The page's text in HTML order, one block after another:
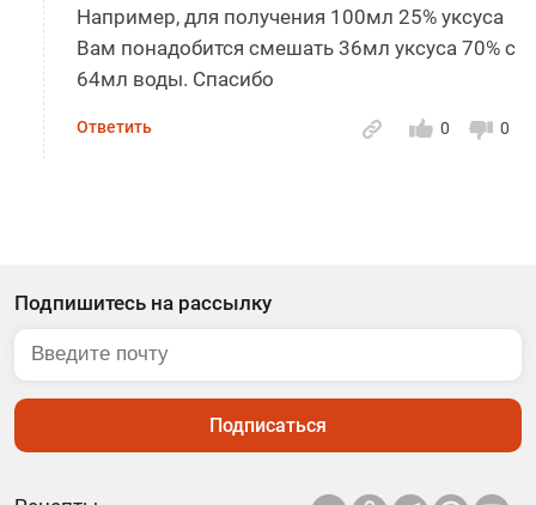
Например, для получения 100мл 25% уксуса
Вам понадобится смешать 36мл уксуса 70% с
64мл воды. Спасибо
0
0
Ответить
Подпишитесь на рассылку
Подписаться